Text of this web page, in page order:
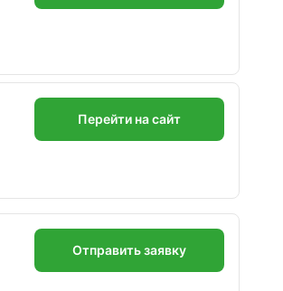
Перейти на сайт
Отправить заявку